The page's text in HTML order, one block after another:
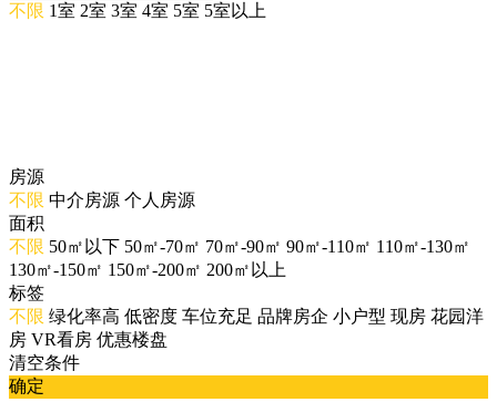
不限 1室 2室 3室 4室 5室 5室以上
房源
不限 中介房源 个人房源
面积
不限 50㎡以下 50㎡-70㎡ 70㎡-90㎡ 90㎡-110㎡ 110㎡-130㎡
130㎡-150㎡ 150㎡-200㎡ 200㎡以上
标签
不限 绿化率高 低密度 车位充足 品牌房企 小户型 现房 花园洋
房 VR看房 优惠楼盘
清空条件
确定